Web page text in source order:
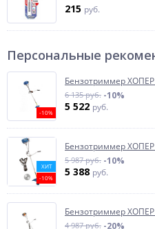
215 руб.
Персональные
-10%
Бензотриммер
6 135 руб. -10%
5 522 руб.
ХИТ
-10%
Бензотриммер
5 987 руб. -10%
5 388 руб.
Бензотриммер ХОПЕР
4 987 руб. -20%